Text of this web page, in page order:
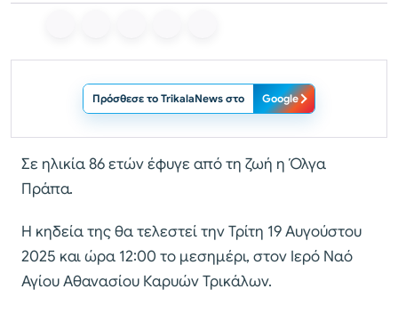
Πρόσθεσε το TrikalaNews στο Google
Σε ηλικία 86 ετών έφυγε από τη ζωή η Όλγα
Πράπα.
Η κηδεία της θα τελεστεί την Τρίτη 19 Αυγούστου
2025 και ώρα 12:00 το μεσημέρι, στον Ιερό Ναό
Αγίου Αθανασίου Καρυών Τρικάλων.